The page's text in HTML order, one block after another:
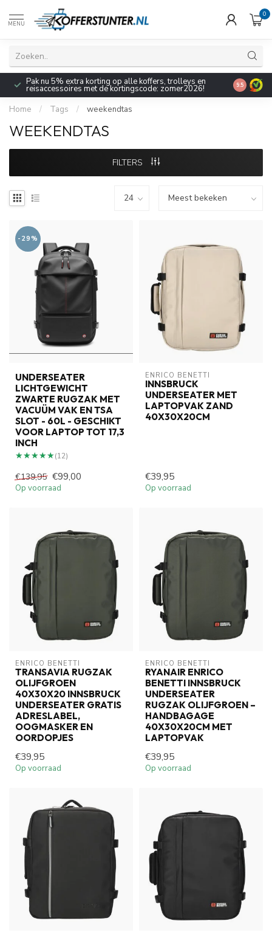
MENU
0
Pak nu 5% extra korting op alle koffers, trolleys en
reisaccessoires met de kortingscode: zomer2026! 9.5
Home / Tags / weekendtas
WEEKENDTAS
FILTERS
-29%
UNDERSEATER
LICHTGEWICHT
ZWARTE RUGZAK MET
VACUÜM VAK EN TSA
SLOT - 60L - GESCHIKT
VOOR LAPTOP TOT 17,3
INCH
★★★★★
★★★★★(12)
€139,95 €99,00
Op voorraad
ENRICO BENETTI
INNSBRUCK
UNDERSEATER MET
LAPTOPVAK ZAND
40X30X20CM
€39,95
Op voorraad
ENRICO BENETTI
TRANSAVIA RUGZAK
OLIJFGROEN
40X30X20 INNSBRUCK
UNDERSEATER GRATIS
ADRESLABEL,
OOGMASKER EN
OORDOPJES
€39,95
Op voorraad
ENRICO BENETTI
RYANAIR ENRICO
BENETTI INNSBRUCK
UNDERSEATER
RUGZAK OLIJFGROEN –
HANDBAGAGE
40X30X20CM MET
LAPTOPVAK
€39,95
Op voorraad